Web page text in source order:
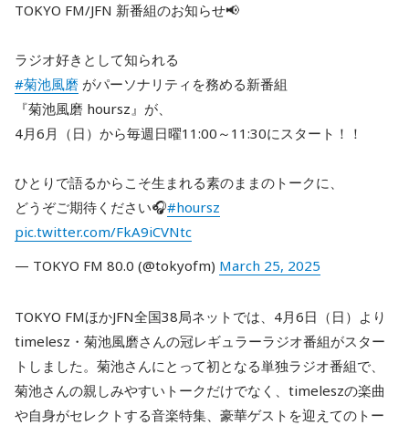
TOKYO FM/JFN 新番組のお知らせ📢
ラジオ好きとして知られる
#菊池風磨 がパーソナリティを務める新番組
『菊池風磨 hoursz』が、
4月6月（日）から毎週日曜11:00～11:30にスタート！！
ひとりで語るからこそ生まれる素のままのトークに、
どうぞご期待ください🎧#hoursz
pic.twitter.com/FkA9iCVNtc
— TOKYO FM 80.0 (@tokyofm) March 25, 2025
TOKYO FMほかJFN全国38局ネットでは、4月6日（日）より
timelesz・菊池風磨さんの冠レギュラーラジオ番組がスター
トしました。菊池さんにとって初となる単独ラジオ番組で、
菊池さんの親しみやすいトークだけでなく、timeleszの楽曲
や自身がセレクトする音楽特集、豪華ゲストを迎えてのトー